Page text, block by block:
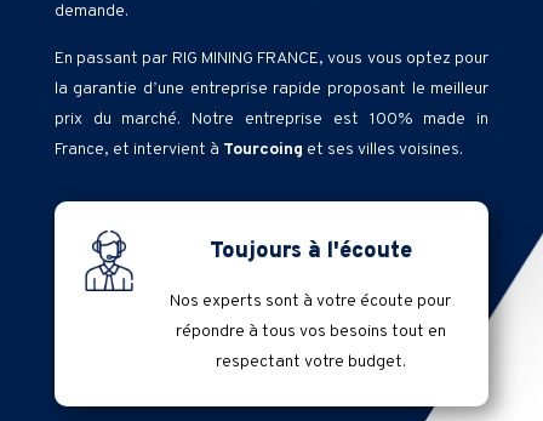
demande.
En passant par RIG MINING FRANCE, vous vous optez pour
la garantie d’une entreprise rapide proposant le meilleur
prix du marché. Notre entreprise est 100% made in
France, et intervient à Tourcoing et ses villes voisines.
Toujours à l'écoute
Nos experts sont à votre écoute pour
répondre à tous vos besoins tout en
respectant votre budget.